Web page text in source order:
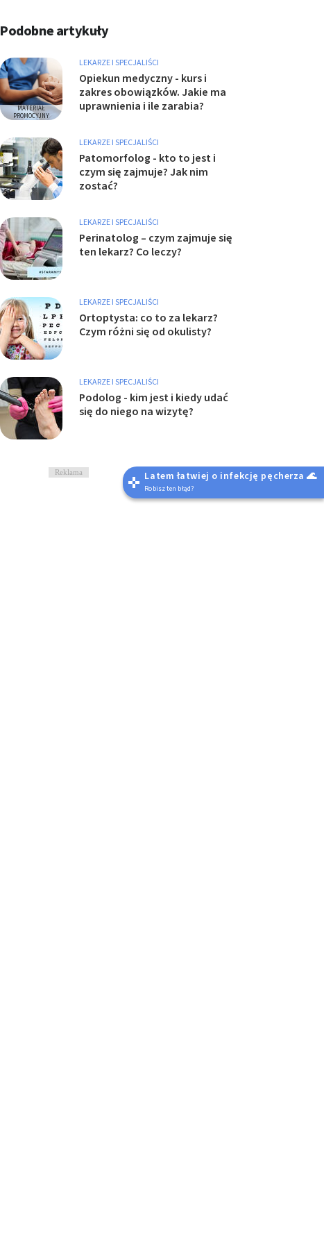
Podobne artykuły
LEKARZE I SPECJALIŚCI
Opiekun medyczny - kurs i
zakres obowiązków. Jakie ma
uprawnienia i ile zarabia?
LEKARZE I SPECJALIŚCI
Patomorfolog - kto to jest i
czym się zajmuje? Jak nim
zostać?
LEKARZE I SPECJALIŚCI
Perinatolog – czym zajmuje się
ten lekarz? Co leczy?
LEKARZE I SPECJALIŚCI
Ortoptysta: co to za lekarz?
Czym różni się od okulisty?
LEKARZE I SPECJALIŚCI
Podolog - kim jest i kiedy udać
się do niego na wizytę?
Reklama Latem łatwiej o infekcję pęcherza 🌊
Robisz ten błąd?